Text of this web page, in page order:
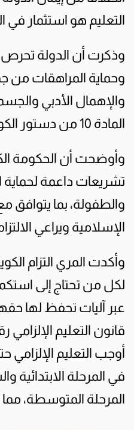
التعليم هو استثمار في
وذكرت أن الدولة
وحماية المراهقات من
والإهمال الأدبي
المادة 10 من دستور الكويت.
وأوضحت أن الحكومة
تشريعات داعمة لحماية
والطفولة، بما يتوافق
الإسلامية ويراعي
وأكدت المري التزام
لكل من تحتاج إلى
عبر آليات تحفظ لها
أوجب التعليم
في المرحلة الابتدائية
المرحلة المتوسطة،